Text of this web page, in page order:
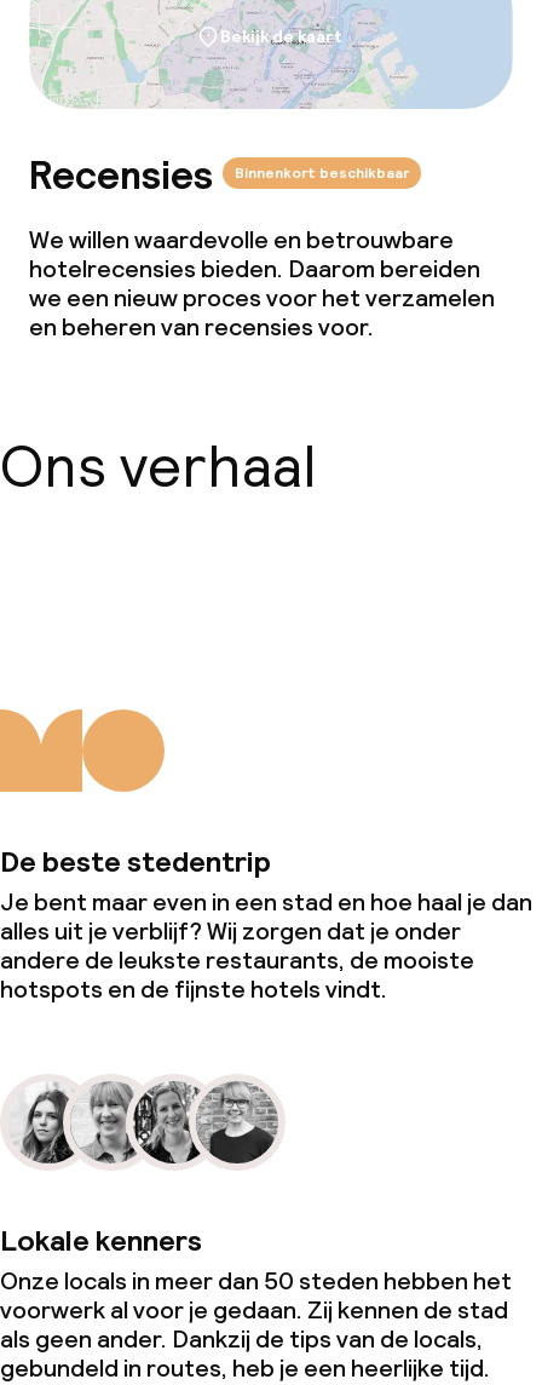
Bekijk de kaart
Recensies Binnenkort beschikbaar
We willen waardevolle en betrouwbare
hotelrecensies bieden. Daarom bereiden
we een nieuw proces voor het verzamelen
en beheren van recensies voor.
Ons verhaal
De beste stedentrip
Je bent maar even in een stad en hoe haal je dan
alles uit je verblijf? Wij zorgen dat je onder
andere de leukste restaurants, de mooiste
hotspots en de fijnste hotels vindt.
Lokale kenners
Onze locals in meer dan 50 steden hebben het
voorwerk al voor je gedaan. Zij kennen de stad
als geen ander. Dankzij de tips van de locals,
gebundeld in routes, heb je een heerlijke tijd.